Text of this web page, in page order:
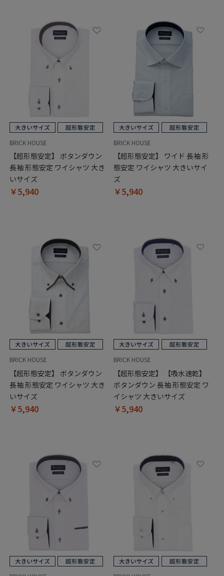
BRICK HOUSE
【超形態安定】 ボタンダウン
長袖 形態安定 ワイシャツ 大き
いサイズ
￥5,940
BRICK HOUSE
【超形態安定】 ワイド 長袖 形
態安定 ワイシャツ 大きいサイ
ズ
￥5,940
BRICK HOUSE
【超形態安定】 ボタンダウン
長袖 形態安定 ワイシャツ 大き
いサイズ
￥5,940
BRICK HOUSE
【超形態安定】 【吸水速乾】
ボタンダウン 長袖 形態安定 ワ
イシャツ 大きいサイズ
￥5,940